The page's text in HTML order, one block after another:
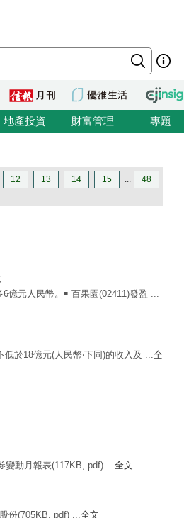
地產投資 財富管理 專題
12 13 14 15 ... 48
億元人民幣。￭ 百果園(02411)發盈 ...
於18億元(人民幣‧下同)的收入及 ...全
變動月報表(117KB, pdf) ...全文
份(705KB, pdf) ...全文